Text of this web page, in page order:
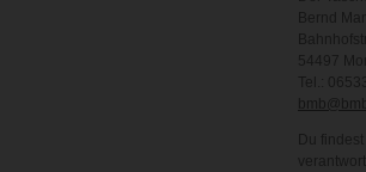
Bernd
54497
Tel.:
Du